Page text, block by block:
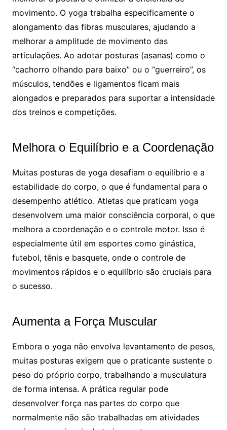
movimento. O yoga trabalha especificamente o
alongamento das fibras musculares, ajudando a
melhorar a amplitude de movimento das
articulações. Ao adotar posturas (asanas) como o
“cachorro olhando para baixo” ou o “guerreiro”, os
músculos, tendões e ligamentos ficam mais
alongados e preparados para suportar a intensidade
dos treinos e competições.
Melhora o Equilíbrio e a Coordenação
Muitas posturas de yoga desafiam o equilíbrio e a
estabilidade do corpo, o que é fundamental para o
desempenho atlético. Atletas que praticam yoga
desenvolvem uma maior consciência corporal, o que
melhora a coordenação e o controle motor. Isso é
especialmente útil em esportes como ginástica,
futebol, tênis e basquete, onde o controle de
movimentos rápidos e o equilíbrio são cruciais para
o sucesso.
Aumenta a Força Muscular
Embora o yoga não envolva levantamento de pesos,
muitas posturas exigem que o praticante sustente o
peso do próprio corpo, trabalhando a musculatura
de forma intensa. A prática regular pode
desenvolver força nas partes do corpo que
normalmente não são trabalhadas em atividades